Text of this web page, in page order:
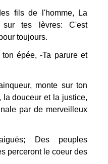
fils de l'homme, La
tes lèvres: C'est
toujours.
épée, -Ta parure et
monte sur ton
la douceur et la justice,
par de merveilleux
Des peuples
perceront le coeur des